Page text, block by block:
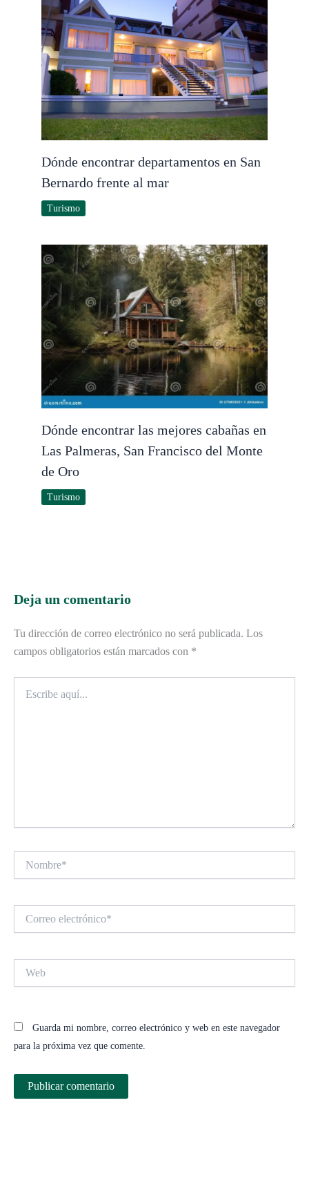
Dónde encontrar departamentos en San
Bernardo frente al mar
Turismo
Dónde encontrar las mejores cabañas en
Las Palmeras, San Francisco del Monte
de Oro
Turismo
Deja un comentario
Tu dirección de correo electrónico no será publicada. Los
campos obligatorios están marcados con *
aquí...
electrónico*
Guarda mi nombre, correo electrónico y web en este navegador
para la próxima vez que comente.